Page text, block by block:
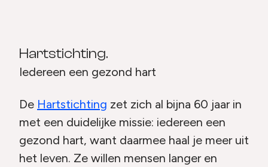
Hartstichting.
Iedereen een gezond hart
De Hartstichting zet zich al bijna 60 jaar in
met een duidelijke missie: iedereen een
gezond hart, want daarmee haal je meer uit
het leven. Ze willen mensen langer en